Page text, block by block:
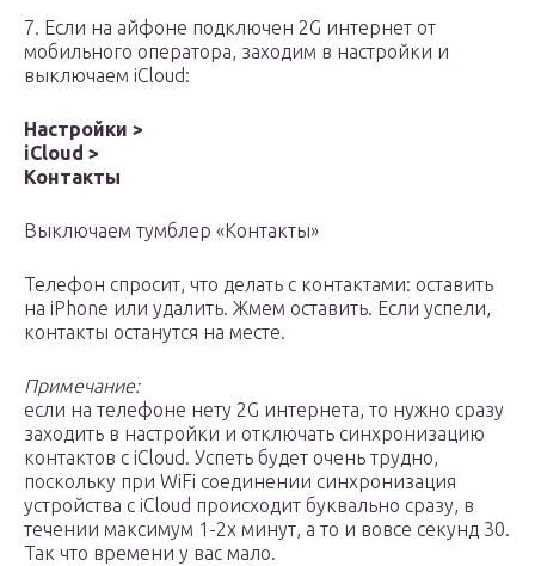
7. Если на айфоне подключен 2G интернет от
мобильного оператора, заходим в настройки и
выключаем iCloud:
Настройки >
iCloud >
Контакты
Выключаем тумблер «Контакты»
Телефон спросит, что делать с контактами: оставить
на iPhone или удалить. Жмем оставить. Если успели,
контакты останутся на месте.
Примечание:
если на телефоне нету 2G интернета, то нужно сразу
заходить в настройки и отключать синхронизацию
контактов с iCloud. Успеть будет очень трудно,
поскольку при WiFi соединении синхронизация
устройства с iCloud происходит буквально сразу, в
течении максимум 1-2х минут, а то и вовсе секунд 30.
Так что времени у вас мало.